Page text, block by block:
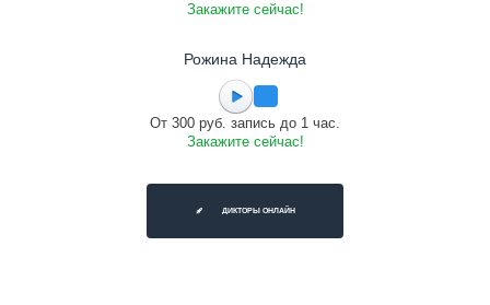
Закажите сейчас!
Рожина Надежда
От 300 руб. запись до 1 час.
Закажите сейчас!
ДИКТОРЫ ОНЛАЙН